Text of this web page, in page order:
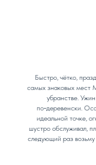
Быстро, чётко,
самых знаковых мест
убранстве.
по‑деревенски.
идеальной точке,
шустро обслуживал,
следующий раз